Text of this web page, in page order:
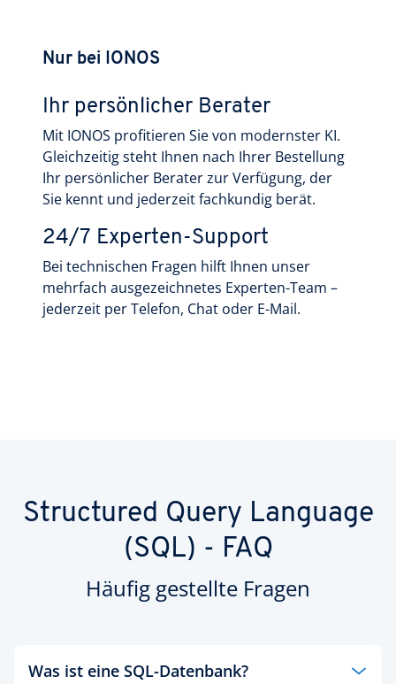
Nur bei IONOS
Ihr persönlicher Berater
Mit IONOS profitieren Sie von modernster KI.
Gleichzeitig steht Ihnen nach Ihrer Bestellung
Ihr persönlicher Berater zur Verfügung, der
Sie kennt und jederzeit fachkundig berät.
24/7 Experten-Support
Bei technischen Fragen hilft Ihnen unser
mehrfach ausgezeichnetes Experten-Team –
jederzeit per Telefon, Chat oder E-Mail.
Structured Query Language
(SQL) - FAQ
Häufig gestellte Fragen
Was ist eine SQL-Datenbank?